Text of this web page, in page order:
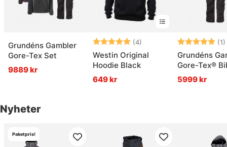
Grundéns Gambler
Gore-Tex Set
9889 kr
Betyg: (4)
5.0 utav 5 stjärnor
Westin Original
Hoodie Black
649 kr
Betyg: (1)
Grundéns
Gore-Tex®
Anchor
5999 kr
Nyheter
Paketpris!